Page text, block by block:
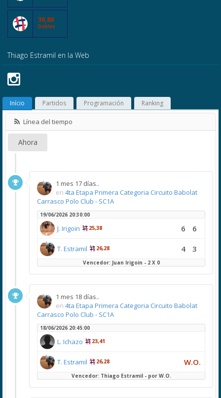
30,80
Dobles
Thiago Estramil en la Web
Início Partidos Programación Ranking
Línea del tiempo
Ahora
1 mes 17 días..
en 4ta Etapa Primera Categoria Circuito Babolat
Carrasco Polo Club - SC1A
19/06/2026 20:30:00
J. Irigoin 25,38 6 6
T. Estramil 26,28 4 3
Vencedor: Juan Irigoin - 2 X 0
1 mes 18 días..
en 4ta Etapa Primera Categoria Circuito Babolat
Carrasco Polo Club - SC1A
18/06/2026 20:45:00
L. Ichazo 23,41
T. Estramil 26,28 W.O.
Vencedor: Thiago Estramil - por W.O.